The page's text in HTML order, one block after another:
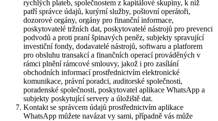
rychlých plateb, společnostem z kapitálové skupiny, k níž
patří správce údajů, kurýrní služby, poštovní operátoři,
dozorové orgány, orgány pro finanční informace,
poskytovatelé tržních dat, poskytovatelé nástrojů pro prevenci
podvodů a proti praní špinavých peněz, subjekty spravující
investiční fondy, dodavatelé nástrojů, softwaru a platforem
pro obsluhu transakcí a finančních operací prováděných v
rámci plnění rámcové smlouvy, jakož i pro zasílání
obchodních informací prostřednictvím elektronické
komunikace, právní poradci, auditorské společnosti,
poradenské společnosti, poskytovatel aplikace WhatsApp a
subjekty poskytující servery a úložiště dat.
Kontakt se správcem údajů prostřednictvím aplikace
WhatsApp můžete navázat vy sami, případně vás může